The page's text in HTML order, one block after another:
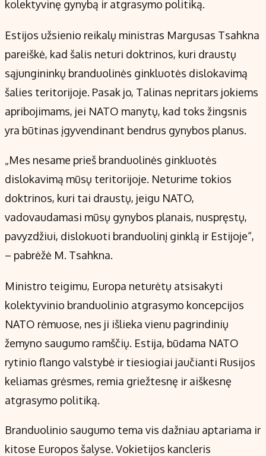
kolektyvinę gynybą ir atgrasymo politiką.
Estijos užsienio reikalų ministras Margusas Tsahkna
pareiškė, kad šalis neturi doktrinos, kuri draustų
sąjungininkų branduolinės ginkluotės dislokavimą
šalies teritorijoje. Pasak jo, Talinas nepritars jokiems
apribojimams, jei NATO manytų, kad toks žingsnis
yra būtinas įgyvendinant bendrus gynybos planus.
„Mes nesame prieš branduolinės ginkluotės
dislokavimą mūsų teritorijoje. Neturime tokios
doktrinos, kuri tai draustų, jeigu NATO,
vadovaudamasi mūsų gynybos planais, nuspręstų,
pavyzdžiui, dislokuoti branduolinį ginklą ir Estijoje“,
– pabrėžė M. Tsahkna.
Ministro teigimu, Europa neturėtų atsisakyti
kolektyvinio branduolinio atgrasymo koncepcijos
NATO rėmuose, nes ji išlieka vienu pagrindinių
žemyno saugumo ramščių. Estija, būdama NATO
rytinio flango valstybė ir tiesiogiai jaučianti Rusijos
keliamas grėsmes, remia griežtesnę ir aiškesnę
atgrasymo politiką.
Branduolinio saugumo tema vis dažniau aptariama ir
kitose Europos šalyse. Vokietijos kancleris